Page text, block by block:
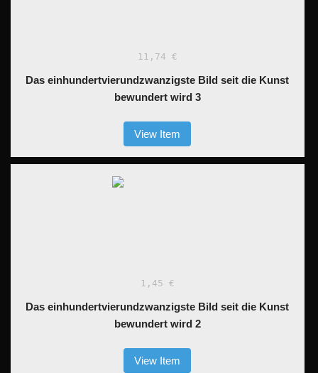
11,74 €
Das einhundertvierundzwanzigste Bild seit die Kunst
bewundert wird 3
View Item
1,45 €
Das einhundertvierundzwanzigste Bild seit die Kunst
bewundert wird 2
View Item